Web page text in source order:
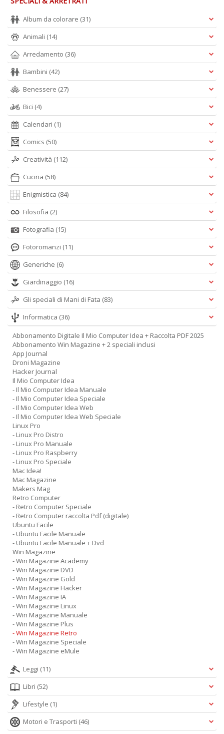
Album da colorare (31)
Animali (14)
Arredamento (36)
Bambini (42)
Benessere (27)
Bici (4)
Calendari (1)
Comics (50)
Creatività (112)
Cucina (58)
Enigmistica (84)
Filosofia (2)
Fotografia (15)
Fotoromanzi (11)
Generiche (6)
Giardinaggio (16)
Gli speciali di Mani di Fata (83)
Informatica (36)
Abbonamento Digitale Il Mio Computer Idea + Raccolta PDF 2025
Abbonamento Win Magazine + 2 speciali inclusi
App Journal
Droni Magazine
Hacker Journal
Il Mio Computer Idea
- Il Mio Computer Idea Manuale
- Il Mio Computer Idea Speciale
- Il Mio Computer Idea Web
- Il Mio Computer Idea Web Speciale
Linux Pro
- Linux Pro Distro
- Linux Pro Manuale
- Linux Pro Raspberry
- Linux Pro Speciale
Mac Idea!
Mac Magazine
Makers Mag
Retro Computer
- Retro Computer Speciale
- Retro Computer raccolta Pdf (digitale)
Ubuntu Facile
- Ubuntu Facile Manuale
- Ubuntu Facile Manuale + Dvd
Win Magazine
- Win Magazine Academy
- Win Magazine DVD
- Win Magazine Gold
- Win Magazine Hacker
- Win Magazine IA
- Win Magazine Linux
- Win Magazine Manuale
- Win Magazine Plus
- Win Magazine Retro
- Win Magazine Speciale
- Win Magazine eMule
Leggi (11)
Libri (52)
Lifestyle (1)
Motori e Trasporti (46)